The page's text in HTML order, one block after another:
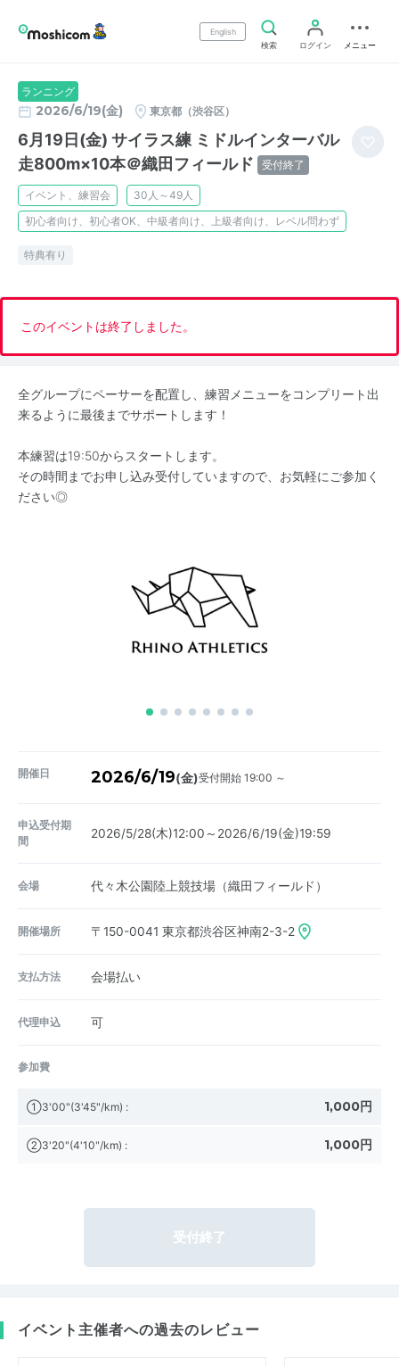
English
検索
ログイン メニュー
ランニング
2026/6/19(金) 東京都（渋谷区）
6月19日(金) サイラス練 ミドルインターバル
走800m×10本＠織田フィールド
受付終了
イベント、練習会
30人～49人
初心者向け、初心者OK、中級者向け、上級者向け、レベル問わず
特典有り
このイベントは終了しました。
全グループにペーサーを配置し、練習メニューをコンプリート出
来るように最後までサポートします！
本練習は19:50からスタートします。
その時間までお申し込み受付していますので、お気軽にご参加く
ださい◎
開催日 2026/6/19(金)受付開始 19:00 ～
申込受付期
間
2026/5/28(木)12:00～2026/6/19(金)19:59
会場 代々木公園陸上競技場（織田フィールド）
開催場所 〒150-0041 東京都渋谷区神南2-3-2
支払方法 会場払い
代理申込 可
参加費
①3'00"(3'45"/km) : 1,000円
②3'20"(4'10"/km) : 1,000円
受付終了
イベント主催者への過去のレビュー